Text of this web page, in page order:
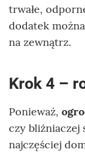
trwałe,
dodatek
na zewnątrz.
Krok 4 –
Ponieważ,
czy bliźniaczej
najczęściej